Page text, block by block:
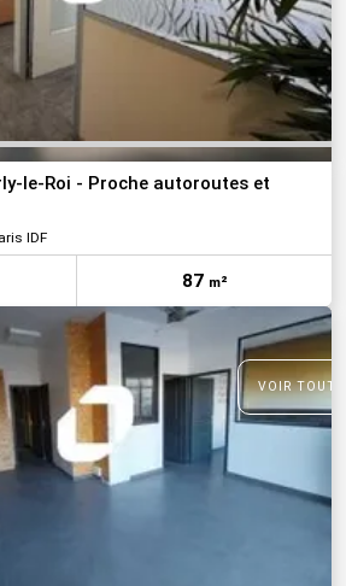
le-Roi - Proche autoroutes et
IDF
87 m²
VOIR